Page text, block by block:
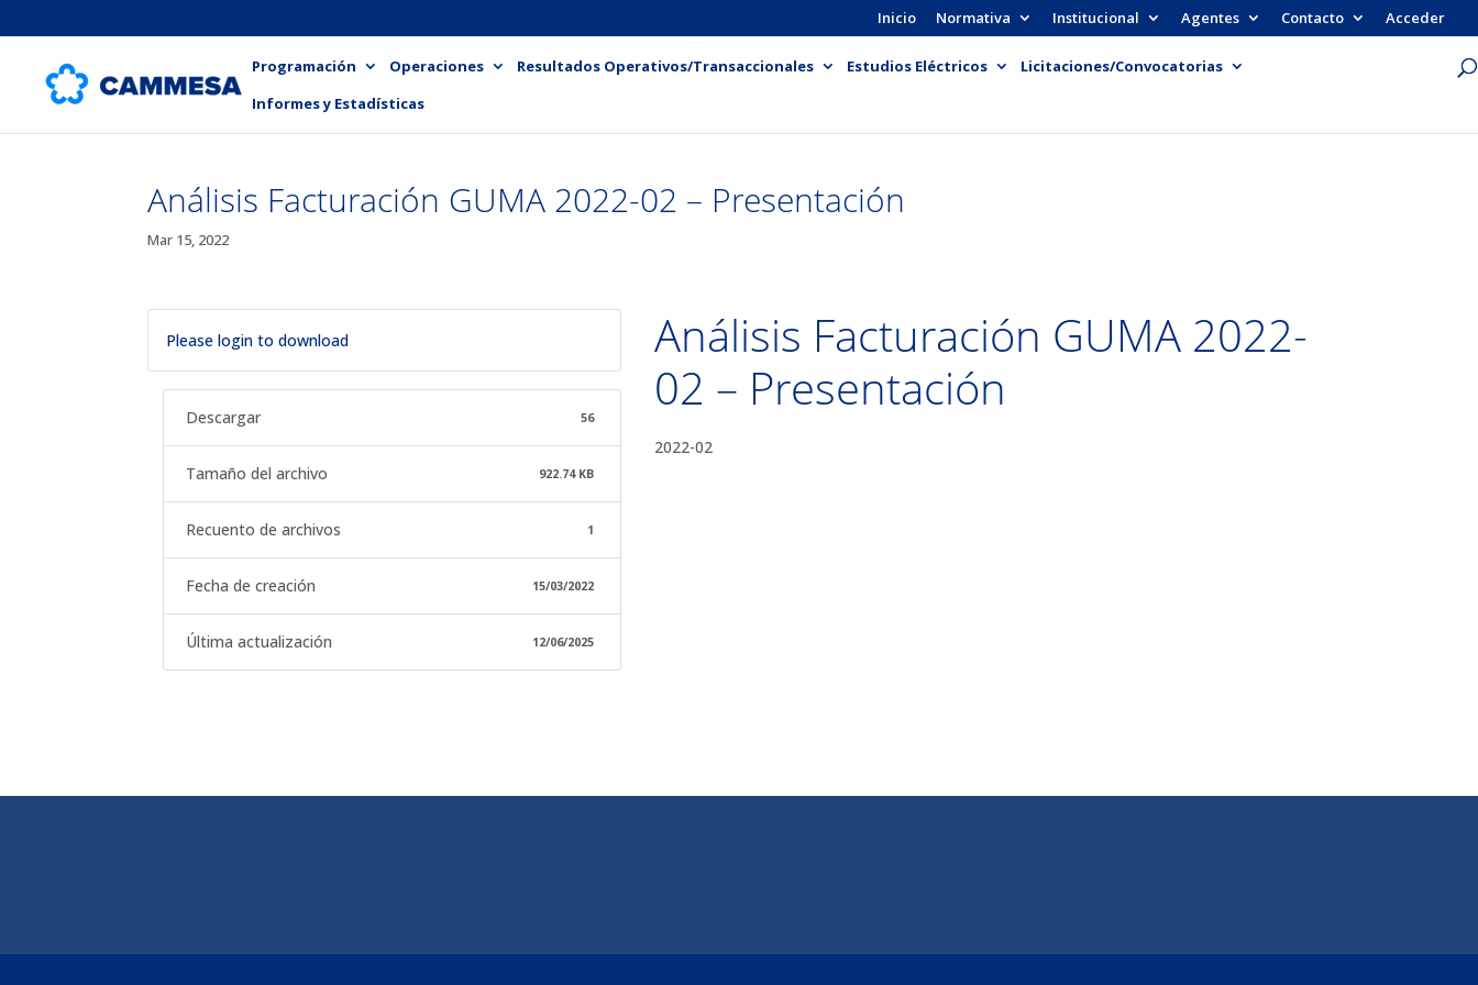
Inicio Normativa Institucional Agentes Contacto Acceder
Programación Operaciones Resultados Operativos/Transaccionales Estudios Eléctricos
Licitaciones/Convocatorias
Informes y Estadísticas
Análisis Facturación GUMA 2022-02 – Presentación
Mar 15, 2022
Please login to download
Descargar 56
Tamaño del archivo 922.74 KB
Recuento de archivos 1
Fecha de creación 15/03/2022
Última actualización 12/06/2025
Análisis Facturación GUMA 2022-
02 – Presentación
2022-02